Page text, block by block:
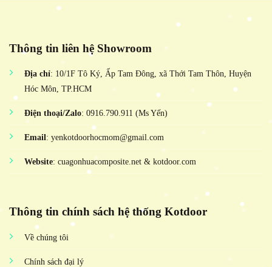
Thông tin liên hệ Showroom
Địa chỉ: 10/1F Tô Ký, Ấp Tam Đông, xã Thới Tam Thôn, Huyện
Hóc Môn, TP.HCM
Điện thoại/Zalo: 0916.790.911 (Ms Yến)
Email: yenkotdoorhocmom@gmail.com
Website: cuagonhuacomposite.net & kotdoor.com
Thông tin chính sách hệ thống Kotdoor
Về chúng tôi
Chính sách đại lý